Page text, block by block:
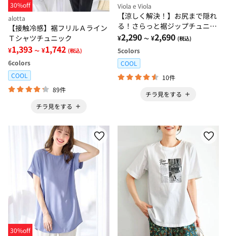
30%off
alotta
【接触冷感】裾フリルＡライン
Ｔシャツチュニック
¥1,393 ～ ¥1,742 (税込)
6colors
COOL
89件
チラ見をする
Viola e Viola
【涼しく解決！】お尻まで隠れ
る！さらっと裾ジップチュニッ
ク
¥2,290 ～ ¥2,690 (税込)
5colors
COOL
10件
チラ見をする
30%off